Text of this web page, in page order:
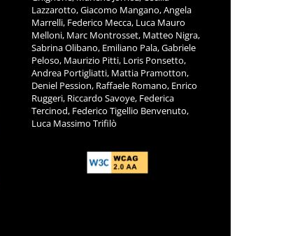
Lazzarotto, Giacomo Mangano, Angela
Marrelli, Federico Mecca, Luca Mauro
Melloni, Marc Montrosset, Matteo Nigra,
Sabrina Olibano, Emiliano Pala, Gabriele
Peloso, Maurizio Pitti, Loris Ponsetto,
Andrea Portigliatti, Mattia Pramotton,
Deniel Pession, Raffaele Romano, Enrico
Ruggeri, Riccardo Savoye, Federica
Tercinod, Federico Tigellio Benvenuto,
Luca Massimo Trifilò